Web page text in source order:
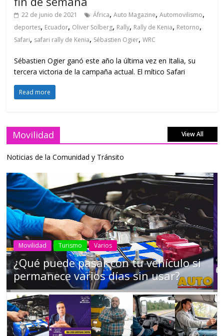
22 de junio de 2021 África,Auto Magazine,Automovilismo,
deportes, Ecuador, Oliver Solberg, Rally, Rally de Kenia, Retorno,
Safari, safari rally de Kenia, Sébastien Ogier,WRC
Sébastien Ogier ganó este año la última vez en Italia, su
tercera victoria de la campaña actual. El mítico Safari
Read more
Movilidad View All
Noticias de la Comunidad y Tránsito
AEADE Industria Motociclismo Motos Movilidad
Campaña busca cambiar destino de
los motociclistas en la región